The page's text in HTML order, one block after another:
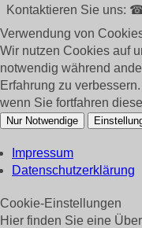
Kontaktieren Sie uns:
Verwendung von
Wir nutzen Cookies auf
notwendig während
Erfahrung zu
wenn Sie fortfahren
Nur Notwendige
Impressum
Datenschutzerklärung
Cookie-Einstellungen
Hier finden Sie eine